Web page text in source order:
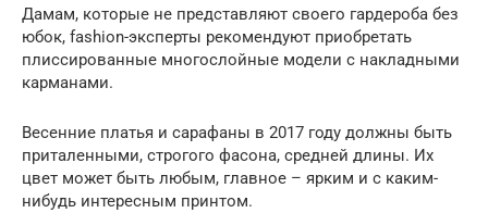
Дамам, которые не представляют своего гардероба без
юбок, fashion-эксперты рекомендуют приобретать
плиссированные многослойные модели с накладными
карманами.
Весенние платья и сарафаны в 2017 году должны быть
приталенными, строгого фасона, средней длины. Их
цвет может быть любым, главное – ярким и с каким-
нибудь интересным принтом.